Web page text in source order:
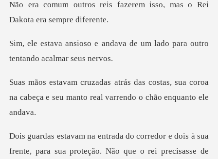
fazerem isso, mas o Rei
Da
dava de um lado para outro
t
stas, sua coroa
na cabeça e seu manto r
dor e dois à sua
frente, para sua proteç